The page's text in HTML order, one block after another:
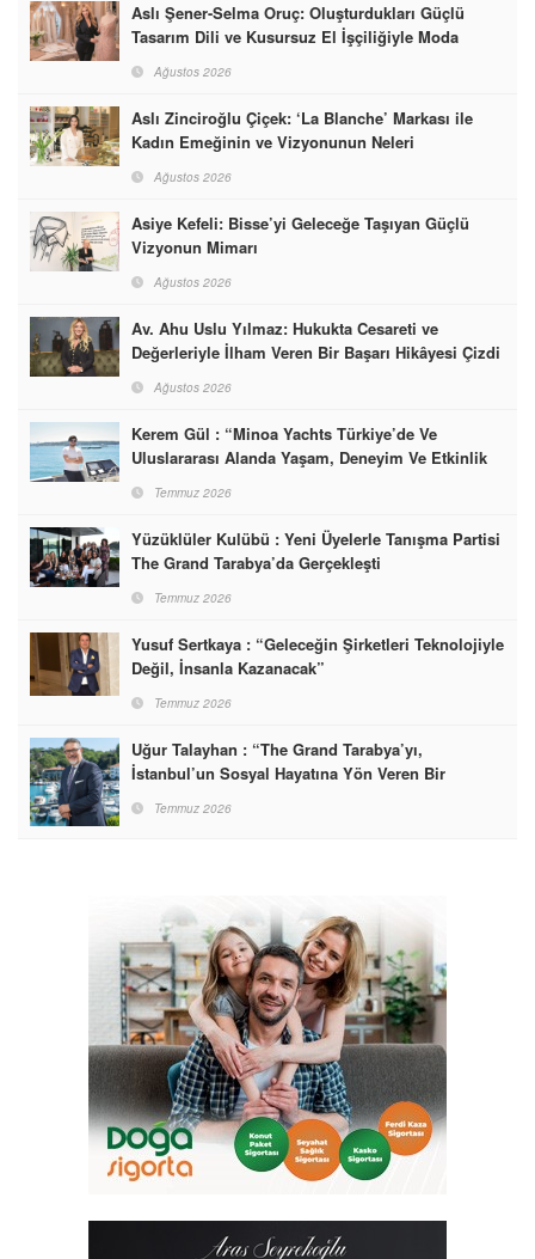
Aslı Şener-Selma Oruç: Oluşturdukları Güçlü
Tasarım Dili ve Kusursuz El İşçiliğiyle Moda
Dünyasına İmzalarını Attılar
Ağustos 2026
Aslı Zinciroğlu Çiçek: ‘La Blanche’ Markası ile
Kadın Emeğinin ve Vizyonunun Neleri
Başarabileceğinin En Güzel Örneğini Sunuyor
Ağustos 2026
Asiye Kefeli: Bisse’yi Geleceğe Taşıyan Güçlü
Vizyonun Mimarı
Ağustos 2026
Av. Ahu Uslu Yılmaz: Hukukta Cesareti ve
Değerleriyle İlham Veren Bir Başarı Hikâyesi Çizdi
Ağustos 2026
Kerem Gül : “Minoa Yachts Türkiye’de Ve
Uluslararası Alanda Yaşam, Deneyim Ve Etkinlik
Markası Olacak”
Temmuz 2026
Yüzüklüler Kulübü : Yeni Üyelerle Tanışma Partisi
The Grand Tarabya’da Gerçekleşti
Temmuz 2026
Yusuf Sertkaya : “Geleceğin Şirketleri Teknolojiyle
Değil, İnsanla Kazanacak”
Temmuz 2026
Uğur Talayhan : “The Grand Tarabya’yı,
İstanbul’un Sosyal Hayatına Yön Veren Bir
Destinasyon Haline Getirmeyi Hedefliyorum”
Temmuz 2026